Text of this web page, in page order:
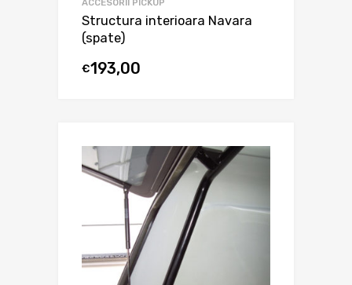
Structura interioara Navara
(spate)
€193,00